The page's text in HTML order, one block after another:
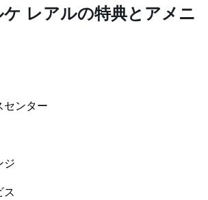
レアルの特典とアメニ
センター
ジ
ス